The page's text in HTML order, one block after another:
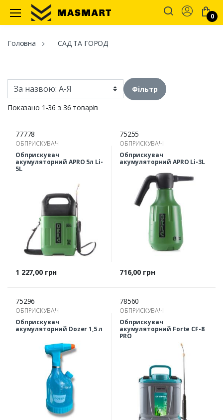
Masmart
Account
0
Головна САД ТА ГОРОД
Фільтр
Показано 1-36 з 36 товарів
77778
ОБПРИСКУВАЧІ
Обприскувач
акумуляторний APRO 5л Li-
5L
Ціна
1 227,00 грн
75255
ОБПРИСКУВАЧІ
Обприскувач
акумуляторний APRO Li-3L
Ціна
716,00 грн
75296
ОБПРИСКУВАЧІ
Обприскувач
акумуляторний Dozer 1,5 л
78560
ОБПРИСКУВАЧІ
Обприскувач
акумуляторний Forte CF-8
PRO